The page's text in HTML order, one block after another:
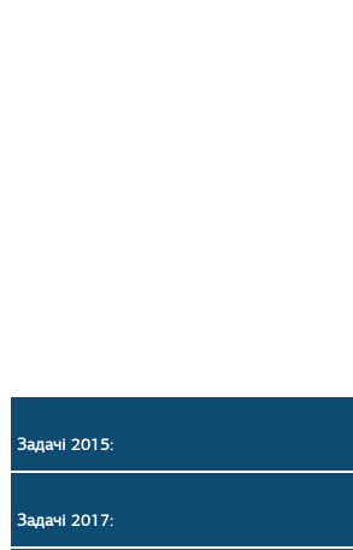
Задачі 2015:
Задачі 2017: